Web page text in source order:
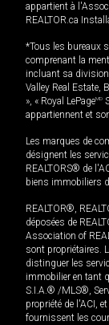
appartient à
REALTOR.ca
*Tous les bureaux
comprenant la
incluant sa division
Valley Real Estate,
», « Royal LePageMD
appartiennent et
Les marques de
désignent les
REALTORS® de
biens immobiliers
REALTOR®,
déposées de
Association of
sont propriétaires.
distinguer les
immobilier en tant
S.I.A.® /MLS®,
propriété de l'ACI,
fournissent les